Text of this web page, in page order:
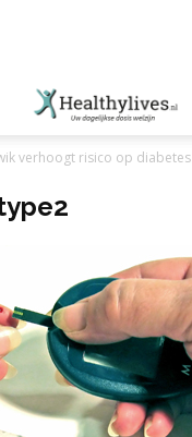
verhoogt risico op